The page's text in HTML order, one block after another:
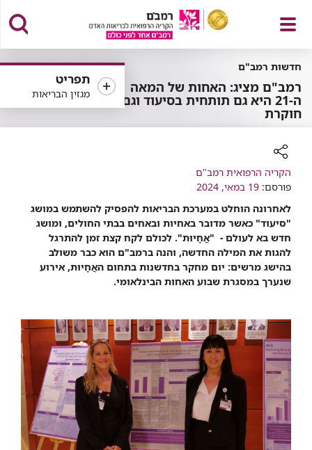
פתח
תפריט
תפריט
מגזין הבריאות
חדשות רמב"ם
רמב"ם מציג: האחות של המאה
ה-21 היא גם תותחית בסיעוד וגם
חוקרת
רכיב
שיתוף
הקריה הרפואית רמב"ם
פורסם: 19 במאי, 2024
לאחרונה הוחלט במערכת הבריאות להפסיק להשתמש במושג
"סיעוד" כאשר מדובר באחיות ובאחים בבתי החולים, ומושג
חדש בא לעולם - "אֲחָיוּת". לכולם לקח קצת זמן להתרגל
להגות את המילה החדשה, והנה ברמב"ם הוא כבר משולב
בהישג מרשים: יום מחקר בחדשנות בתחום האֲחָיוּת, אירוע
שנערך במסגרת שבוע האחות הבינלאומי.